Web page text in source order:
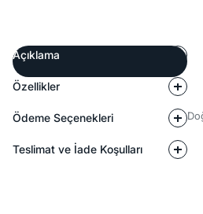
Açıklama
Özellikler
Ödeme Seçenekleri
Teslimat ve İade Koşulları